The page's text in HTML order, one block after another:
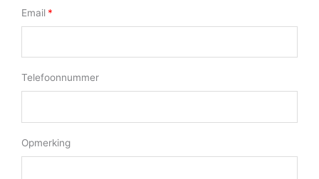
Email
Telefoonnummer
Opmerking